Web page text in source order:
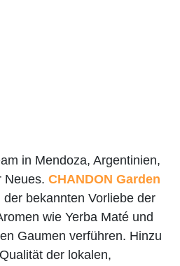
in Mendoza, Argentinien,
Neues. CHANDON Garden
bekannten Vorliebe der
wie Yerba Maté und
Gaumen verführen. Hinzu
der lokalen,